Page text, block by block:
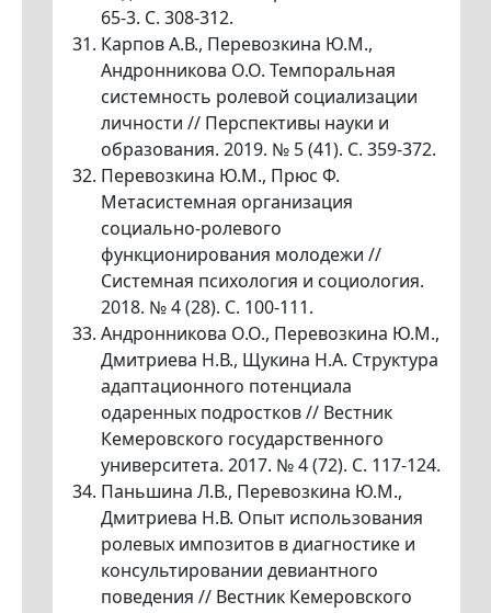
65-3. С. 308-312.
Карпов А.В., Перевозкина Ю.М.,
Андронникова О.О. Темпоральная
системность ролевой социализации
личности // Перспективы науки и
образования. 2019. № 5 (41). С. 359-372.
Перевозкина Ю.М., Прюс Ф.
Метасистемная организация
социально-ролевого
функционирования молодежи //
Системная психология и социология.
2018. № 4 (28). С. 100-111.
Андронникова О.О., Перевозкина Ю.М.,
Дмитриева Н.В., Щукина Н.А. Структура
адаптационного потенциала
одаренных подростков // Вестник
Кемеровского государственного
университета. 2017. № 4 (72). С. 117-124.
Паньшина Л.В., Перевозкина Ю.М.,
Дмитриева Н.В. Опыт использования
ролевых импозитов в диагностике и
консультировании девиантного
поведения // Вестник Кемеровского